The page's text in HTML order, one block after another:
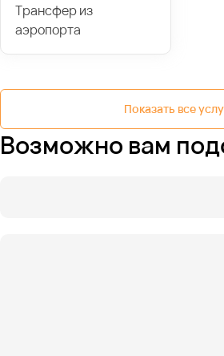
Трансфер из
аэропорта
Показать все
Возможно вам